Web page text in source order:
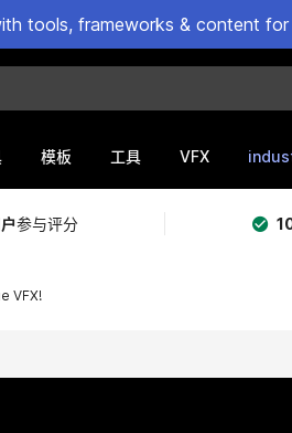
tools, frameworks & content
模板 工具 VFX
参与评分
VFX!